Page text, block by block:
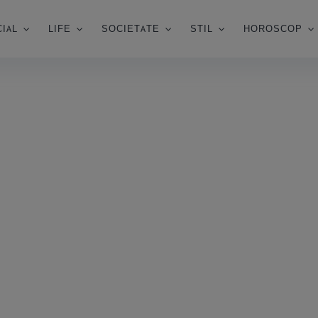
LIFE SOCIETATE STIL HOROSCOP